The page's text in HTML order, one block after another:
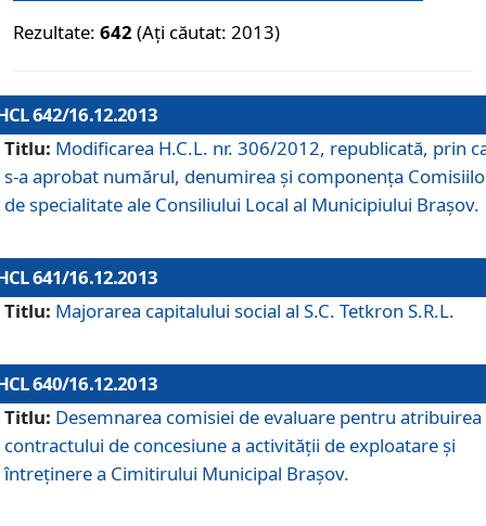
Rezultate: 642 (Ați căutat: 2013)
642/16.12.2013
Titlu: Modificarea H.C.L. nr. 306/2012, republicată, prin
s-a aprobat numărul, denumirea şi componenţa
de specialitate ale Consiliului Local al Municipiului Braşov.
641/16.12.2013
Titlu: Majorarea capitalului social al S.C. Tetkron S.R.L.
640/16.12.2013
Titlu: Desemnarea comisiei de evaluare pentru atribuirea
contractului de concesiune a activităţii de exploatare şi
întreţinere a Cimitirului Municipal Braşov.